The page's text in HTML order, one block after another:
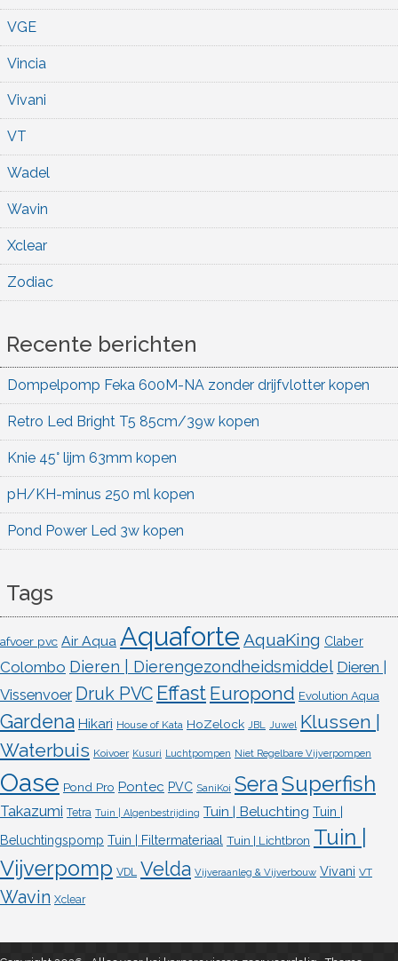
VGE
Vincia
Vivani
VT
Wadel
Wavin
Xclear
Zodiac
Recente berichten
Dompelpomp Feka 600M-NA zonder drijfvlotter kopen
Retro Led Bright T5 85cm/39w kopen
Knie 45° lijm 63mm kopen
pH/KH-minus 250 ml kopen
Pond Power Led 3w kopen
Tags
afvoer pvc Air Aqua Aquaforte AquaKing Claber
Colombo Dieren | Dierengezondheidsmiddel Dieren |
Vissenvoer Druk PVC Effast Europond Evolution Aqua
Gardena Hikari House of Kata HoZelock JBL Juwel Klussen |
Waterbuis Koivoer Kusuri Luchtpompen Niet Regelbare Vijverpompen
Oase Pond Pro Pontec PVC SaniKoi SeraSuperfish
Takazumi Tetra Tuin | Algenbestrijding Tuin | Beluchting Tuin |
Beluchtingspomp Tuin | Filtermateriaal Tuin | Lichtbron Tuin |
Vijverpomp VDL Velda Vijveraanleg & Vijverbouw Vivani VT
Wavin Xclear